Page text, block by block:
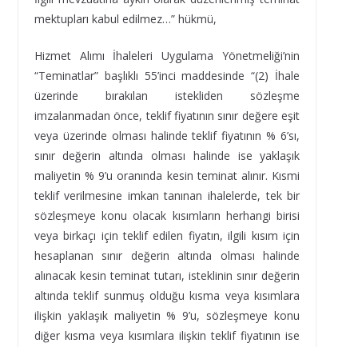
mektupları kabul edilmez…” hükmü,
Hizmet Alımı İhaleleri Uygulama Yönetmeliği’nin
“Teminatlar” başlıklı 55’inci maddesinde “(2) İhale
üzerinde bırakılan istekliden sözleşme
imzalanmadan önce, teklif fiyatının sınır değere eşit
veya üzerinde olması halinde teklif fiyatının % 6’sı,
sınır değerin altında olması halinde ise yaklaşık
maliyetin % 9’u oranında kesin teminat alınır. Kısmi
teklif verilmesine imkan tanınan ihalelerde, tek bir
sözleşmeye konu olacak kısımların herhangi birisi
veya birkaçı için teklif edilen fiyatın, ilgili kısım için
hesaplanan sınır değerin altında olması halinde
alınacak kesin teminat tutarı, isteklinin sınır değerin
altında teklif sunmuş olduğu kısma veya kısımlara
ilişkin yaklaşık maliyetin % 9’u, sözleşmeye konu
diğer kısma veya kısımlara ilişkin teklif fiyatının ise